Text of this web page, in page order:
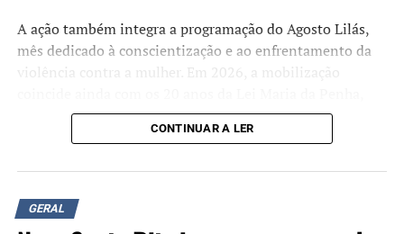
A ação também integra a programação do Agosto Lilás,
mês dedicado à conscientização e ao enfrentamento da
violência contra a mulher. Em 2026, a mobilização
marco da legislação brasileira de proteção às mulheres
em situação de violência.
Além da instalação dos bancos, estão sendo realizadas
oficinas de pintura e rodas de conversa para discutir a
prevenção da violência de gênero e divulgar informações
CONTINUAR A LER
GERAL